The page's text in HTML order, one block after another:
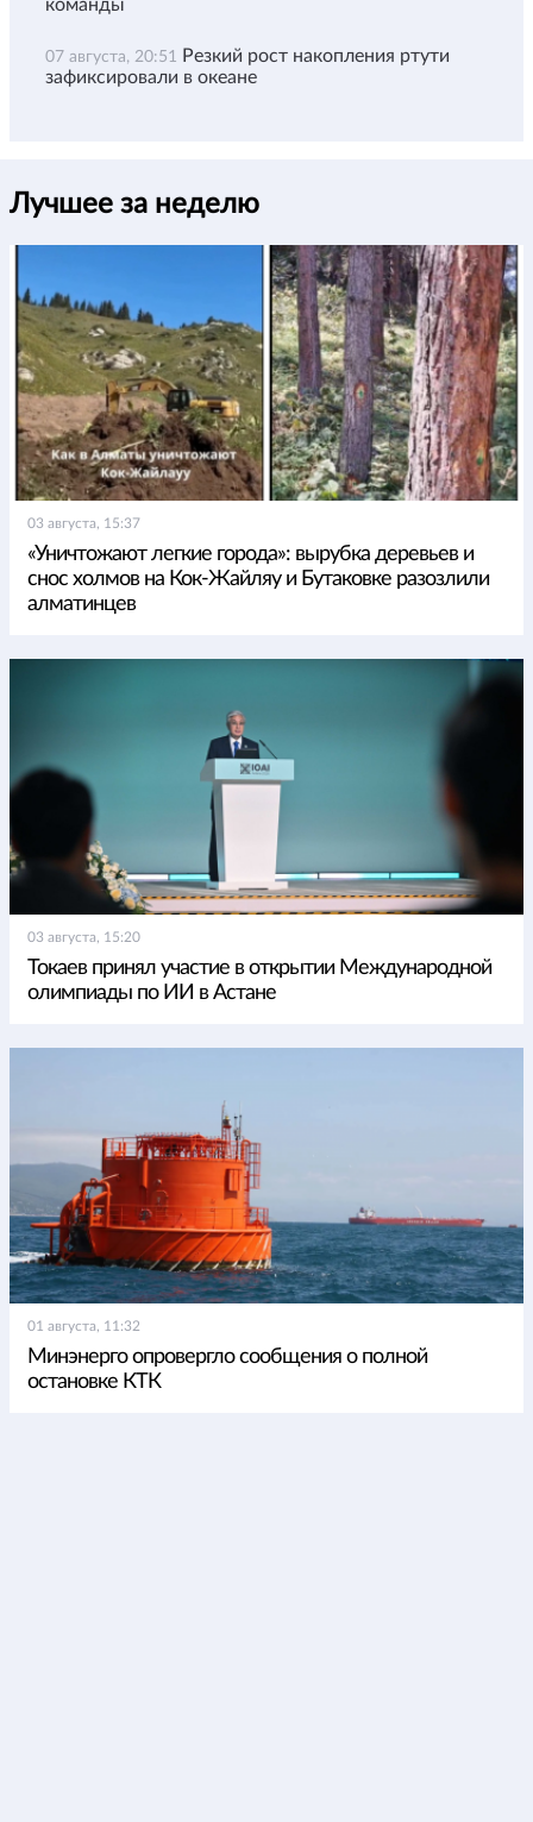
команды
07 августа, 20:51
Резкий рост накопления ртути
зафиксировали в океане
Лучшее за неделю
03 августа, 15:37
«Уничтожают легкие города»: вырубка деревьев и
снос холмов на Кок-Жайляу и Бутаковке разозлили
алматинцев
03 августа, 15:20
Токаев принял участие в открытии Международной
олимпиады по ИИ в Астане
01 августа, 11:32
Минэнерго опровергло сообщения о полной
остановке КТК